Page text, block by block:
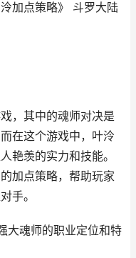
加点策略》 斗罗大陆
，其中的魂师对决是
在这个游戏中，叶泠
艳羡的实力和技能。
加点策略，帮助玩家
手。
大魂师的职业定位和特